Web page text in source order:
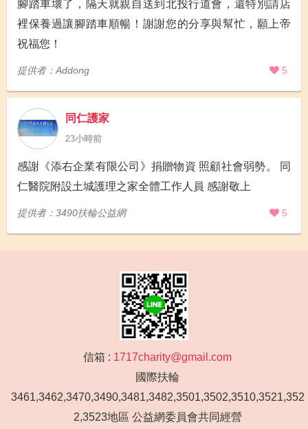
腳踏車壞了，隔天就親自送到北投行道會，還特別請店
裡保養過讓腳踏車順暢！謝謝您的分享與幫忙，願上帝
祝福您！
提供者：Addong 5
同仁護家
23小時前
感謝《添右企業有限公司》捐贈物資 照顧社會弱勢。 同
仁醫院附設土城護理之家全體工作人員 感謝敬上
提供者：3490扶輪公益網 5
信箱 : 1717charity@gmail.com
國際扶輪
3461,3462,3470,3490,3481,3482,3501,3502,3510,3521,352
2,3523地區 公益網委員會共同經營